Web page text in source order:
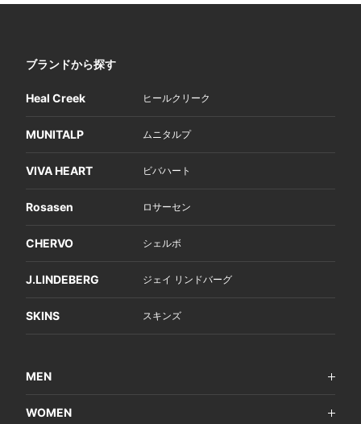
ブランドから探す
Heal Creek ヒールクリーク
MUNITALP ムニタルプ
VIVA HEART ビバハート
Rosasen ロサーセン
CHERVO シェルボ
J.LINDEBERG ジェイ リンドバーグ
SKINS スキンズ
MEN
WOMEN